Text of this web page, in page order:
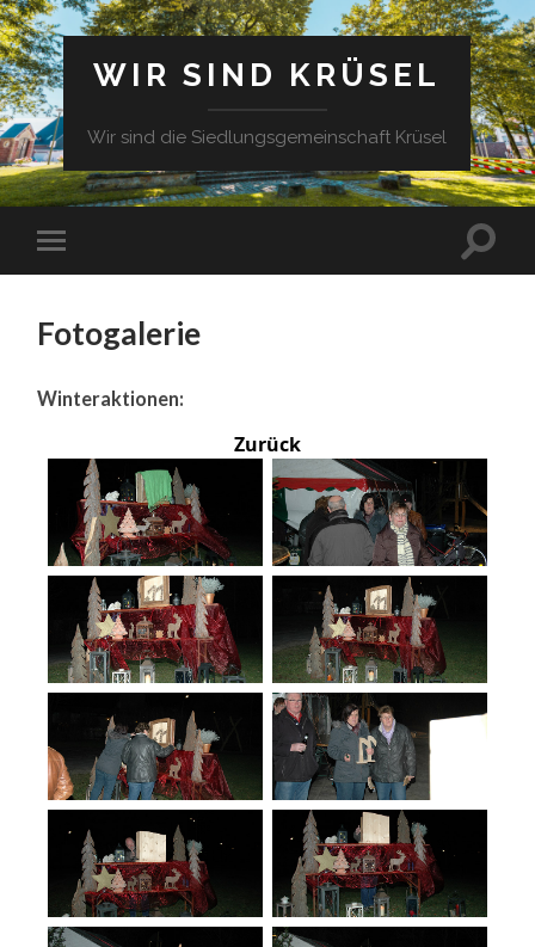
WIR SIND KRÜSEL
Wir sind die Siedlungsgemeinschaft Krüsel
Fotogalerie
Winteraktionen:
Zurück